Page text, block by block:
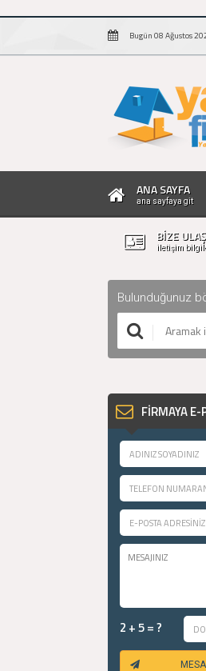
Bugün 08 Ağustos
ANA SAYFA
ana sayfaya git
BİZE
iletişim
Bulunduğunuz
FİRMAYA E-
2 + 5 = ?